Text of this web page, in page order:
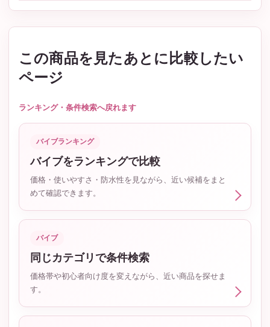
この商品を見たあとに比較したい
ページ
ランキング・条件検索へ戻れます
バイブランキング
バイブをランキングで比較
価格・使いやすさ・防水性を見ながら、近い候補をまと
めて確認できます。
バイブ
同じカテゴリで条件検索
価格帯や初心者向け度を変えながら、近い商品を探せま
す。